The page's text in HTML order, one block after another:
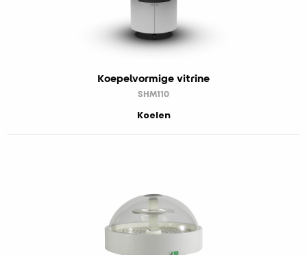
Koepelvormige vitrine
SHM110
Koelen